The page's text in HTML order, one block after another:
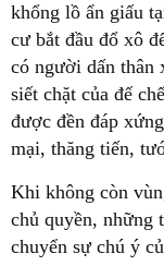
khổng lồ ẩn giấu
cư bắt đầu đổ xô
có người dấn thân
siết chặt của đế
được đền đáp
mại, thăng tiến,
Khi không còn
chủ quyền, những
chuyển sự chú ý